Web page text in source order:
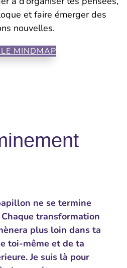
et faire émerger des
nouvelles.
MINDMAP
ne se termine
transformation
plus loin dans ta
toi-même et de ta
Je suis là pour